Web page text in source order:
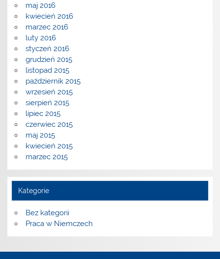
maj 2016
kwiecień 2016
marzec 2016
luty 2016
styczeń 2016
grudzień 2015
listopad 2015
październik 2015
wrzesień 2015
sierpień 2015
lipiec 2015
czerwiec 2015
maj 2015
kwiecień 2015
marzec 2015
Kategorie
Bez kategorii
Praca w Niemczech